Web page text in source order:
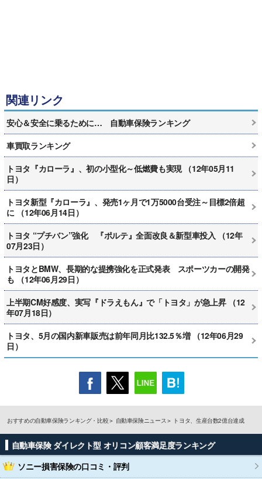
関連リンク
安心＆安全に乗るために… 自動車保険ランキング
車買取ランキング
トヨタ『カローラ』、初の小型化～低燃費も実現 （12年05月11
日）
トヨタ新型『カローラ』、発売1ヶ月で1万5000台受注～目標2倍超
に （12年06月14日）
トヨタ “プチバン”強化 『ポルテ』全面改良＆新型車投入 （12年
07月23日）
トヨタとBMW、長期的な提携強化を正式発表 スポーツカーの開発
も （12年06月29日）
上半期CM好感度、実写『ドラえもん』で「トヨタ」が急上昇 （12
年07月18日）
トヨタ、5月の国内新車販売は前年同月比132.5％増 （12年06月29
日）
おすすめの自動車保険ランキング・比較 自動車保険ニュース トヨタ、生産台数2億台達成
自動車保険 ダイレクト型 オリコン顧客満足度ランキング
ソニー損害保険の口コミ・評判